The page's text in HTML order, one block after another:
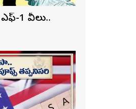
1 వీసాలు..